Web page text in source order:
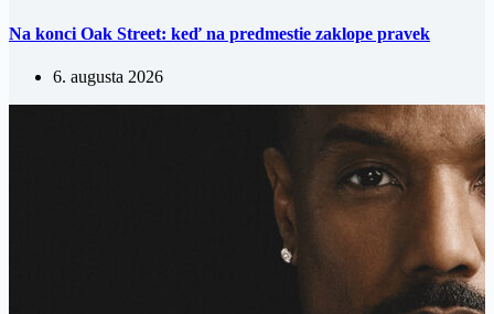
Na konci Oak Street: keď na predmestie zaklope pravek
6. augusta 2026